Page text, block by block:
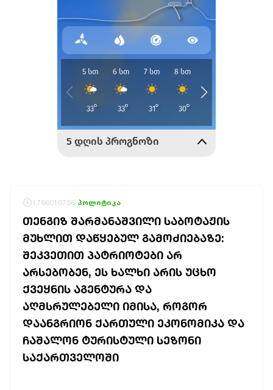
1786010756 პოლიტიკა
ᲗᲔᲜᲒᲘᲖ ᲨᲐᲠᲛᲐᲜᲐᲨᲕᲘᲚᲘ ᲡᲐᲑᲝᲢᲐᲟᲘᲡ
ᲛᲣᲮᲚᲘᲗ ᲓᲐᲬᲧᲔᲑᲣᲚ ᲒᲐᲛᲝᲫᲘᲔᲑᲐᲖᲔ:
ᲨᲔᲙᲕᲔᲗᲘᲗ ᲞᲐᲢᲠᲘᲝᲢᲔᲑᲘ ᲐᲠ
ᲐᲠᲡᲔᲑᲝᲑᲔᲜ, ᲔᲡ ᲮᲐᲚᲮᲘ ᲐᲠᲘᲡ ᲣᲪᲮᲝ
ᲥᲕᲔᲧᲜᲘᲡ ᲐᲒᲔᲜᲢᲣᲠᲐ ᲓᲐ
ᲐᲦᲛᲡᲠᲣᲚᲔᲑᲔᲚᲘ ᲘᲛᲘᲡᲐ, ᲠᲝᲒᲝᲠ
ᲓᲐᲐᲜᲒᲠᲘᲝᲜ ᲥᲐᲠᲗᲣᲚᲘ ᲔᲙᲝᲜᲝᲛᲘᲙᲐ ᲓᲐ
ᲩᲐᲨᲐᲚᲝᲜ ᲢᲣᲠᲘᲡᲢᲣᲚᲘ ᲡᲔᲖᲝᲜᲘ
ᲡᲐᲥᲐᲠᲗᲕᲔᲚᲝᲨᲘ